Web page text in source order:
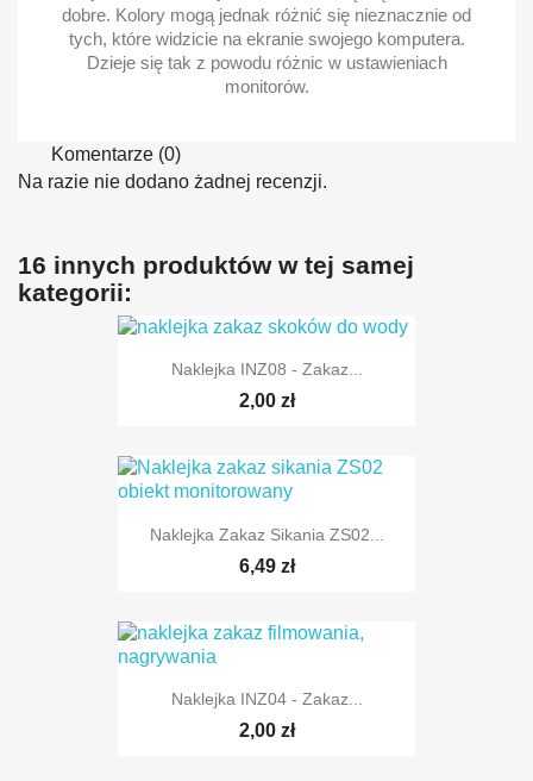
dobre. Kolory mogą jednak różnić się nieznacznie od
tych, które widzicie na ekranie swojego komputera.
Dzieje się tak z powodu różnic w ustawieniach
monitorów.
Komentarze (0)
Na razie nie dodano żadnej recenzji.
16 innych produktów w tej samej
kategorii:
Naklejka INZ08 - Zakaz...
2,00 zł
Naklejka Zakaz Sikania ZS02...
6,49 zł
Naklejka INZ04 - Zakaz...
2,00 zł